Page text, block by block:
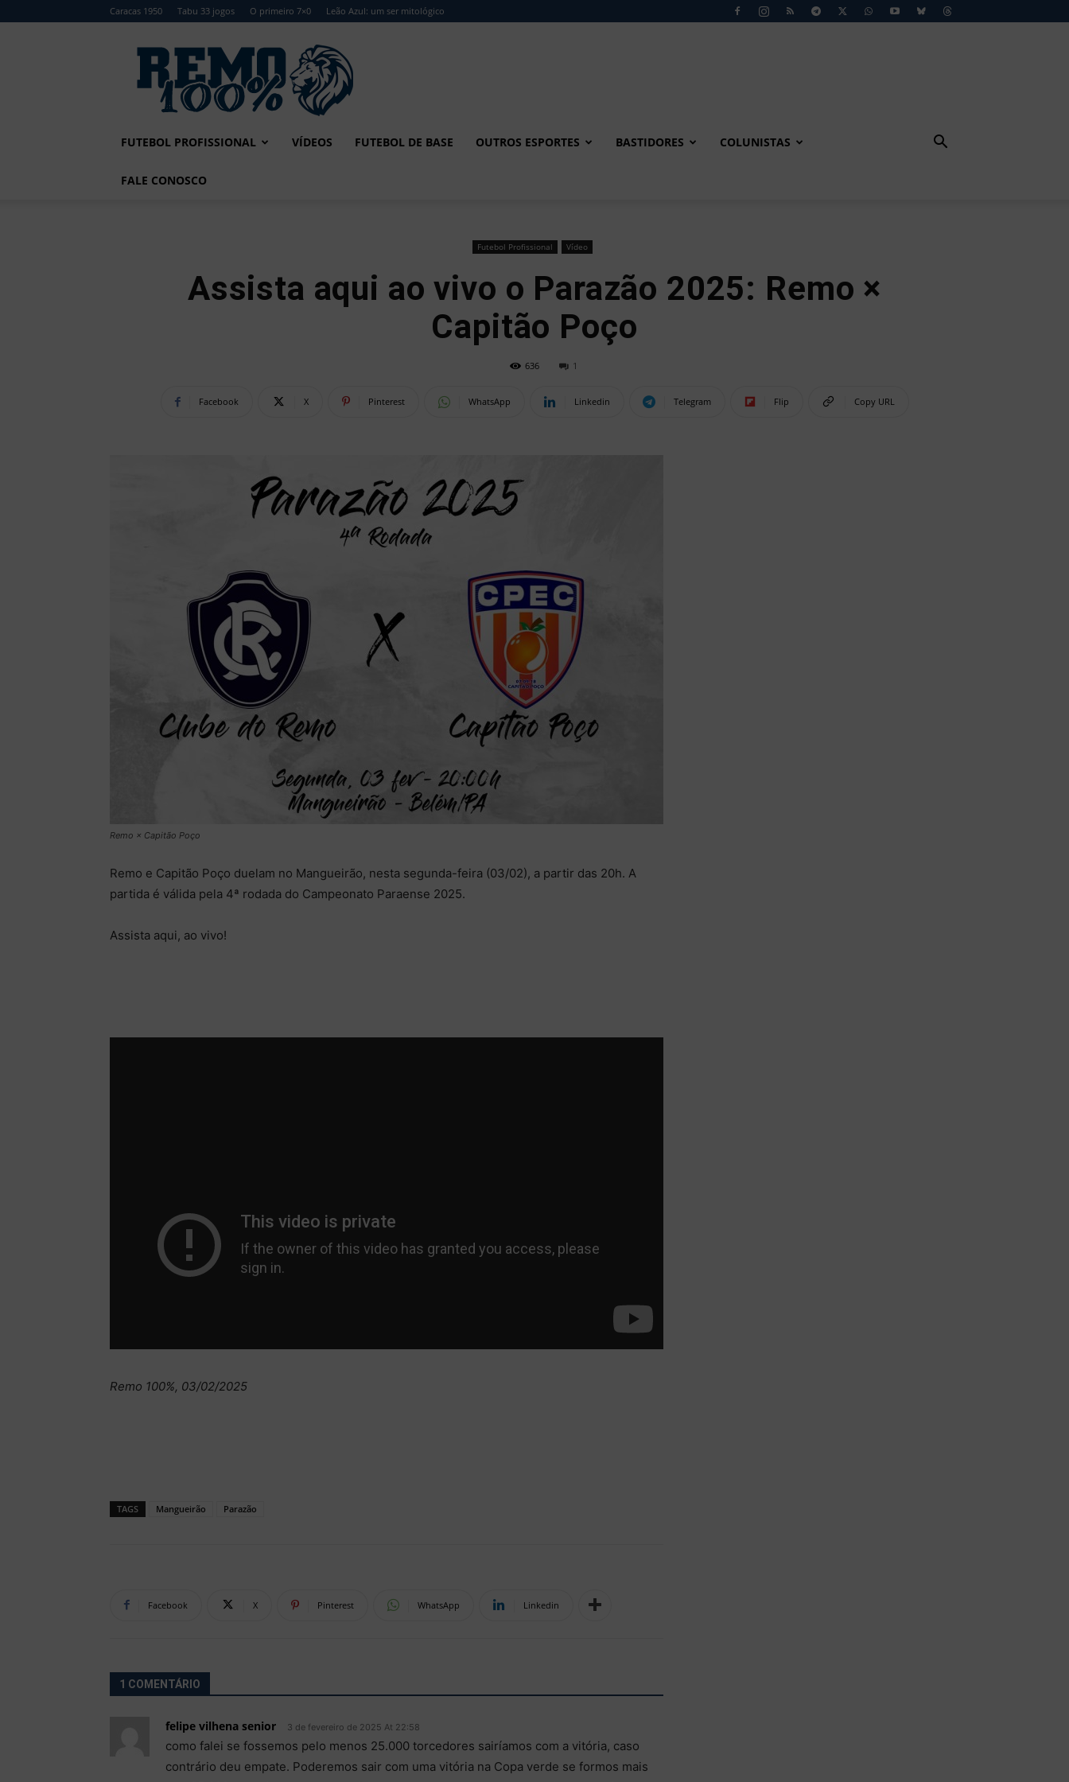
Caracas 1950 Tabu 33 jogos O primeiro 7×0 Leão Azul: um ser mitológico
Remo
FUTEBOL PROFISSIONAL VÍDEOS FUTEBOL DE BASE OUTROS ESPORTES BASTIDORES COLUNISTAS
FALE CONOSCO
Futebol Profissional Vídeo
Assista aqui ao vivo o Parazão 2025: Remo ×
Capitão Poço
636 1
Facebook X Pinterest WhatsApp Linkedin Telegram Flip Copy URL
Remo × Capitão Poço
Remo e Capitão Poço duelam no Mangueirão, nesta segunda-feira (03/02), a partir das 20h. A
partida é válida pela 4ª rodada do Campeonato Paraense 2025.
Assista aqui, ao vivo!
Remo 100%, 03/02/2025
TAGS Mangueirão Parazão
Facebook X Pinterest WhatsApp Linkedin
1 COMENTÁRIO
felipe vilhena senior 3 de fevereiro de 2025 At 22:58
como falei se fossemos pelo menos 25.000 torcedores sairíamos com a vitória, caso
contrário deu empate. Poderemos sair com uma vitória na Copa verde se formos mais